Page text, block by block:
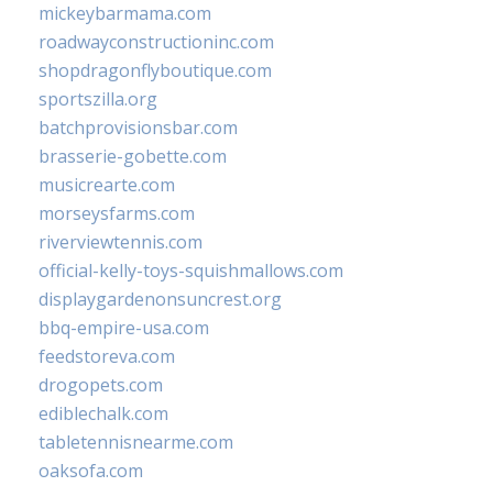
mickeybarmama.com
roadwayconstructioninc.com
shopdragonflyboutique.com
sportszilla.org
batchprovisionsbar.com
brasserie-gobette.com
musicrearte.com
morseysfarms.com
riverviewtennis.com
official-kelly-toys-squishmallows.com
displaygardenonsuncrest.org
bbq-empire-usa.com
feedstoreva.com
drogopets.com
ediblechalk.com
tabletennisnearme.com
oaksofa.com